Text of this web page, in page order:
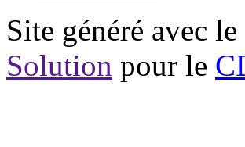
Site généré avec
Solution pour le